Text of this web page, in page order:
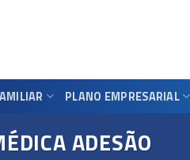
PLANO EMPRESARIAL
ADESÃO